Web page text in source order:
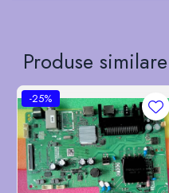
Produse similare
-25%